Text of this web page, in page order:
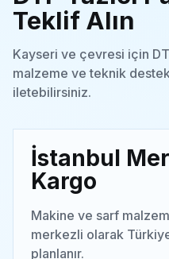
Teklif Alın
Kayseri ve çevresi için
malzeme ve teknik
iletebilirsiniz.
İstanbul
Kargo
Makine ve sarf
merkezli olarak
planlanır.